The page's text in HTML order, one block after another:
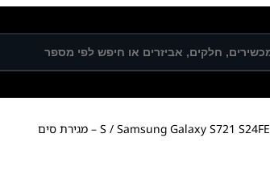
/ Samsung Galaxy S721 S24FE – מגירת סים